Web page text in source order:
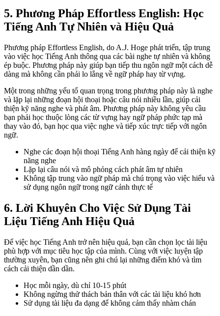
5. Phương Pháp Effortless English: Học
Tiếng Anh Tự Nhiên và Hiệu Quả
Phương pháp Effortless English, do A.J. Hoge phát triển, tập trung
vào việc học Tiếng Anh thông qua các bài nghe tự nhiên và không
ép buộc. Phương pháp này giúp bạn tiếp thu ngôn ngữ một cách dễ
dàng mà không cần phải lo lắng về ngữ pháp hay từ vựng.
Một trong những yếu tố quan trọng trong phương pháp này là nghe
và lặp lại những đoạn hội thoại hoặc câu nói nhiều lần, giúp cải
thiện kỹ năng nghe và phát âm. Phương pháp này không yêu cầu
bạn phải học thuộc lòng các từ vựng hay ngữ pháp phức tạp mà
thay vào đó, bạn học qua việc nghe và tiếp xúc trực tiếp với ngôn
ngữ.
Nghe các đoạn hội thoại Tiếng Anh hàng ngày để cải thiện kỹ
năng nghe
Lặp lại câu nói và mô phỏng cách phát âm tự nhiên
Không tập trung vào ngữ pháp mà chú trọng vào việc hiểu và
sử dụng ngôn ngữ trong ngữ cảnh thực tế
6. Lời Khuyên Cho Việc Sử Dụng Tài
Liệu Tiếng Anh Hiệu Quả
Để việc học Tiếng Anh trở nên hiệu quả, bạn cần chọn lọc tài liệu
phù hợp với mục tiêu học tập của mình. Cùng với việc luyện tập
thường xuyên, bạn cũng nên ghi chú lại những điểm khó và tìm
cách cải thiện dần dần.
Học mỗi ngày, dù chỉ 10-15 phút
Không ngừng thử thách bản thân với các tài liệu khó hơn
Sử dụng tài liệu đa dạng để không cảm thấy nhàm chán